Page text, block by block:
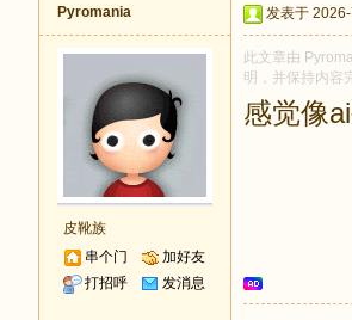
Pyromania
皮靴族
串个门
加好友
打招呼
发消息
发表于
此文章由
明，并保持内容
感觉像